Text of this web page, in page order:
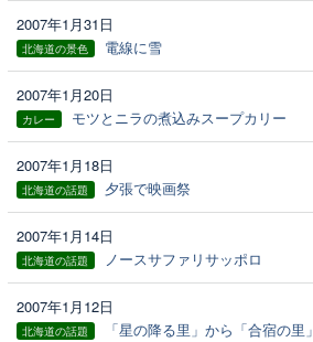
2007年1月31日
北海道の景色 電線に雪
2007年1月20日
カレー モツとニラの煮込みスープカリー
2007年1月18日
北海道の話題 夕張で映画祭
2007年1月14日
北海道の話題 ノースサファリサッポロ
2007年1月12日
北海道の話題 「星の降る里」から「合宿の里」